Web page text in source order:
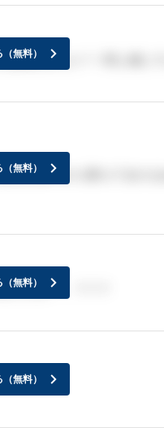
聞きました？！同じ感じで
無料）
社が多いから落ちてるかも
無料）
したか、、？？？
無料）
無料）